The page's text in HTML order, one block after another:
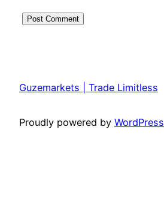
Guzemarkets | Trade Limitless
Proudly powered by WordPress